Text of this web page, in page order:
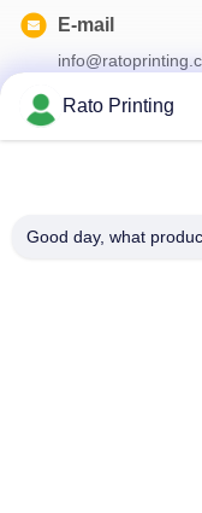
E-mail
Langganan buletin
Rato Printing
Good day, what